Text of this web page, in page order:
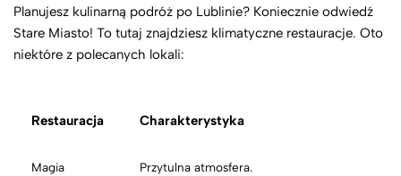
Planujesz kulinarną podróż po Lublinie? Koniecznie odwiedź
Stare Miasto! To tutaj znajdziesz klimatyczne restauracje. Oto
niektóre z polecanych lokali:
Restauracja Charakterystyka
Magia Przytulna atmosfera.